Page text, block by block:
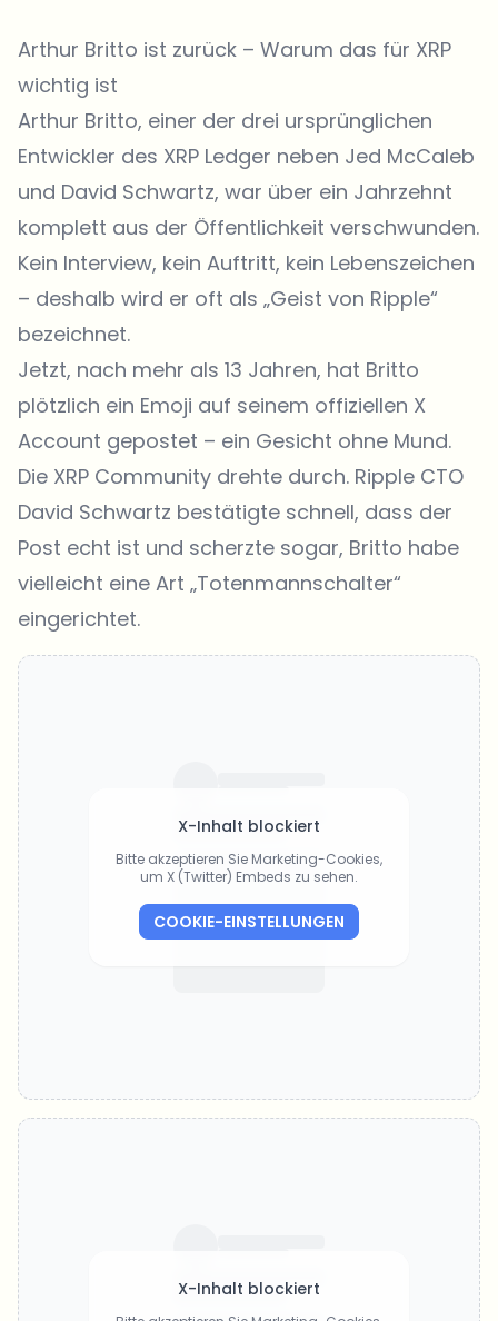
Arthur Britto ist zurück – Warum das für XRP
wichtig ist
Arthur Britto, einer der drei ursprünglichen
Entwickler des XRP Ledger neben Jed McCaleb
und David Schwartz, war über ein Jahrzehnt
komplett aus der Öffentlichkeit verschwunden.
Kein Interview, kein Auftritt, kein Lebenszeichen
– deshalb wird er oft als „Geist von Ripple“
bezeichnet.
Jetzt, nach mehr als 13 Jahren, hat Britto
plötzlich ein Emoji auf seinem offiziellen X
Account gepostet – ein Gesicht ohne Mund.
Die XRP Community drehte durch. Ripple CTO
David Schwartz bestätigte schnell, dass der
Post echt ist und scherzte sogar, Britto habe
vielleicht eine Art „Totenmannschalter“
eingerichtet.
X-Inhalt blockiert
Bitte akzeptieren Sie Marketing-Cookies,
um X (Twitter) Embeds zu sehen.
COOKIE-EINSTELLUNGEN
X-Inhalt blockiert